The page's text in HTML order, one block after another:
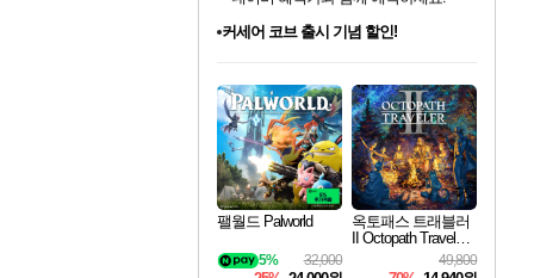
최대 90% 할인가를 만나보세요!
네이버혜택과 함께 만나보세요!
50%할인&추가 적립까지!
네이버 포인트 혜택까지!
이니&베니 혜택까지!
네이버 혜택가와 함께 예약하세요!
해적'섬'을 발전시키자!
할인&네이버혜택으로 만나보세요!
네이버페이 혜택과 만나보세요!
40주년 프로모션으로 만나보세요!
할인가에 만나보세요!
일부 에디션 상시 할인!
혜택으로 예약 판매 중
편안하게 충전하세요
팰월드 Palworld
32,000
5%
옥토패스 트래블러
II Octopath Traveler I
49,800